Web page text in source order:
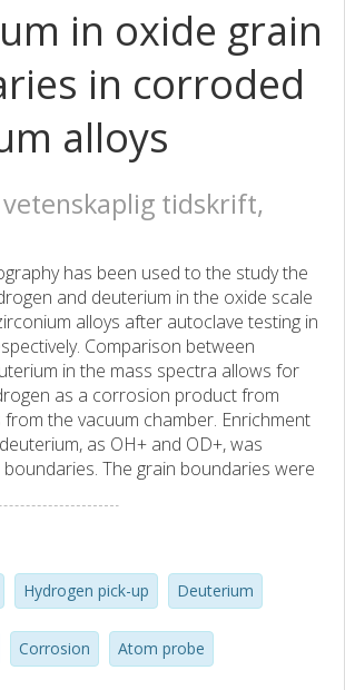
in oxide grain
in corroded
alloys
tidskrift,
has been used to the study the
and deuterium in the oxide scale
alloys after autoclave testing in
Comparison between
in the mass spectra allows for
as a corrosion product from
the vacuum chamber. Enrichment
as OH+ and OD+, was
The grain boundaries were
to existing theories for the
Hydrogen pick-up Deuterium
Corrosion Atom probe